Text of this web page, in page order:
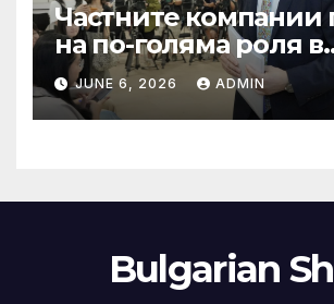
Частните компании
на по-голяма роля в
стратегическата
енергетика
JUNE 6, 2026 ADMIN
Bulgarian